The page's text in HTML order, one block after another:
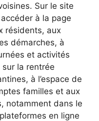
Sur le site
à la page
résidents, aux
démarches, à
et activités
la rentrée
à l’espace de
familles et aux
notamment dans le
en ligne